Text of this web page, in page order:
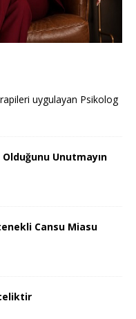
uygulayan Psikolog
Unutmayın
Cansu Miasu